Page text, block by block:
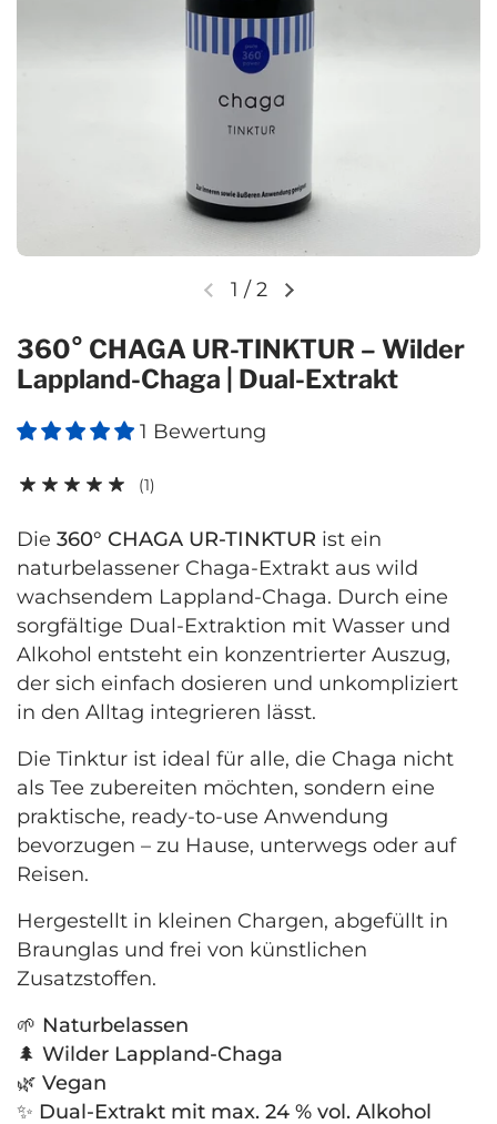
Vorherige FolieNächste Folie
1 / 2
360° CHAGA UR-TINKTUR – Wilder
Lappland-Chaga | Dual-Extrakt
1 Bewertung
(1)
Die 360° CHAGA UR-TINKTUR ist ein
naturbelassener Chaga-Extrakt aus wild
wachsendem Lappland-Chaga. Durch eine
sorgfältige Dual-Extraktion mit Wasser und
Alkohol entsteht ein konzentrierter Auszug,
der sich einfach dosieren und unkompliziert
in den Alltag integrieren lässt.
Die Tinktur ist ideal für alle, die Chaga nicht
als Tee zubereiten möchten, sondern eine
praktische, ready-to-use Anwendung
bevorzugen – zu Hause, unterwegs oder auf
Reisen.
Hergestellt in kleinen Chargen, abgefüllt in
Braunglas und frei von künstlichen
Zusatzstoffen.
🌱 Naturbelassen
🌲 Wilder Lappland-Chaga
🌿 Vegan
✨ Dual-Extrakt mit max. 24 % vol. Alkohol